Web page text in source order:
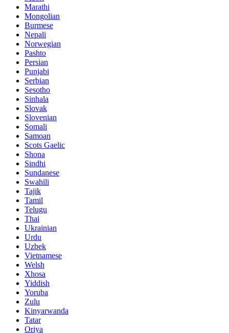
Marathi
Mongolian
Burmese
Nepali
Norwegian
Pashto
Persian
Punjabi
Serbian
Sesotho
Sinhala
Slovak
Slovenian
Somali
Samoan
Scots Gaelic
Shona
Sindhi
Sundanese
Swahili
Tajik
Tamil
Telugu
Thai
Ukrainian
Urdu
Uzbek
Vietnamese
Welsh
Xhosa
Yiddish
Yoruba
Zulu
Kinyarwanda
Tatar
Oriya